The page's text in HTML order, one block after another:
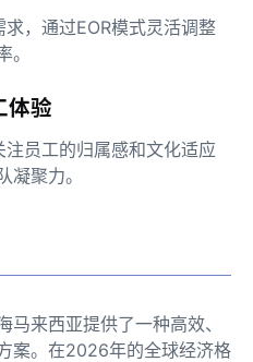
，通过EOR模式灵活调整
体验
员工的归属感和文化适应
聚力。
马来西亚提供了一种高效、
案。在2026年的全球经济格